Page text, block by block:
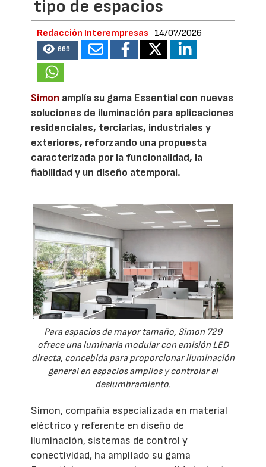
tipo de espacios
Redacción Interempresas 14/07/2026
669
Simon amplía su gama Essential con nuevas
soluciones de iluminación para aplicaciones
residenciales, terciarias, industriales y
exteriores, reforzando una propuesta
caracterizada por la funcionalidad, la
fiabilidad y un diseño atemporal.
Para espacios de mayor tamaño, Simon 729
ofrece una luminaria modular con emisión LED
directa, concebida para proporcionar iluminación
general en espacios amplios y controlar el
deslumbramiento.
Simon, compañía especializada en material
eléctrico y referente en diseño de
iluminación, sistemas de control y
conectividad, ha ampliado su gama